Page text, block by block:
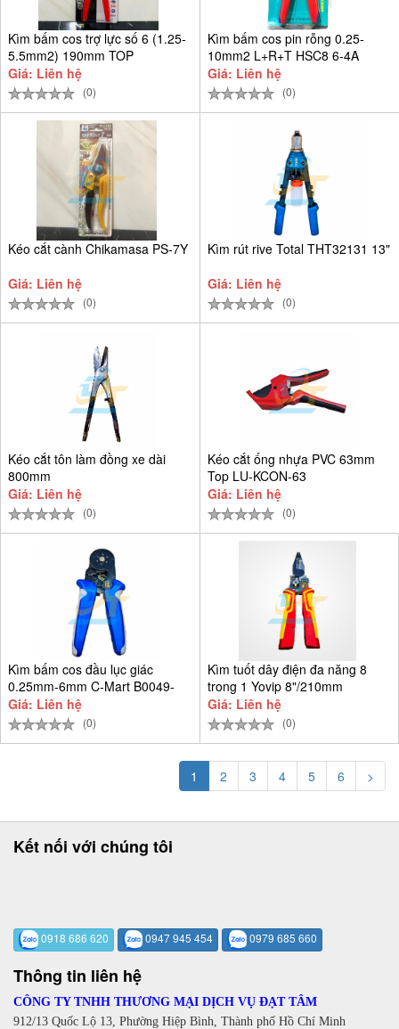
Kìm bấm cos trợ lực số 6 (1.25-
5.5mm2) 190mm TOP
Giá: Liên hệ
(0)
Kìm bấm cos pin rỗng 0.25-
10mm2 L+R+T HSC8 6-4A
Giá: Liên hệ
(0)
Kéo cắt cành Chikamasa PS-7Y
Giá: Liên hệ
(0)
Kìm rút rive Total THT32131 13"
Giá: Liên hệ
(0)
Kéo cắt tôn làm đồng xe dài
800mm
Giá: Liên hệ
(0)
Kéo cắt ống nhựa PVC 63mm
Top LU-KCON-63
Giá: Liên hệ
(0)
Kìm bấm cos đầu lục giác
0.25mm-6mm C-Mart B0049-
0604
Giá: Liên hệ
(0)
Kìm tuốt dây điện đa năng 8
trong 1 Yovip 8"/210mm
Giá: Liên hệ
(0)
1 2 3 4 5 6 >
Kết nối với chúng tôi
0918 686 620 0947 945 454 0979 685 660
Thông tin liên hệ
CÔNG TY TNHH THƯƠNG MẠI DỊCH VỤ ĐẠT TÂM
912/13 Quốc Lộ 13, Phường Hiệp Bình, Thành phố Hồ Chí Minh